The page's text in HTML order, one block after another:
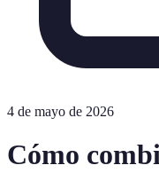
4 de mayo de 2026
Cómo